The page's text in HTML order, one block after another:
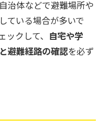
治体などで避難場所や
ている場合が多いで
クして、 自宅や学
避難経路の確認を必ず